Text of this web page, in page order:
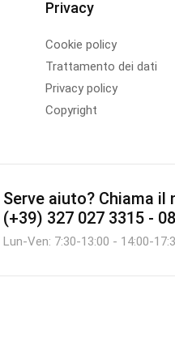
Privacy
Cookie policy
Trattamento dei dati
Privacy policy
Copyright
Serve aiuto? Chiama il
(+39) 327 027 3315 -
Lun-Ven: 7:30-13:00 - 14:00-